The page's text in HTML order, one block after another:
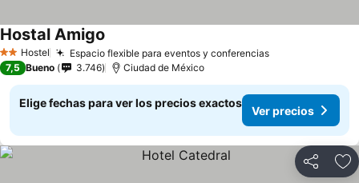
2 Estrellas
Hostel Espacio flexible para eventos y conferencias
Hostal Amigo
7,5 Bueno 3.746 Ciudad de México
Elige fechas para ver los precios exactos
Ver precios
Compartir